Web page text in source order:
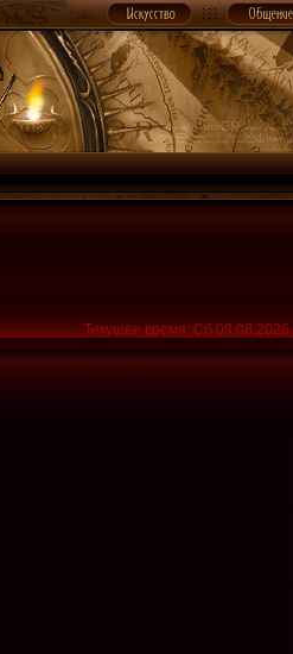
Текущее время: Сб